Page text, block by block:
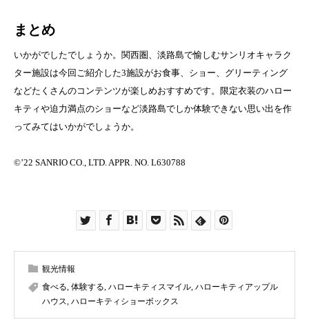
まとめ
いかがでしたでしょうか。関西圏、淡路島で愉しむサンリオキャラク
ター施設は今回ご紹介した3施設がお食事、ショー、グリーティング
などたくさんのコンテンツが楽しめおすすめです。限定衣装のハロー
キティや迫力満点のショーなど淡路島でしか体験できない思い出を作
ってみてはいかがでしょうか。
©’22 SANRIO CO., LTD. APPR. NO. L630788
観光情報
食べる, 体験する, ハローキティスマイル, ハローキティアップル
ハウス, ハローキティショーボックス